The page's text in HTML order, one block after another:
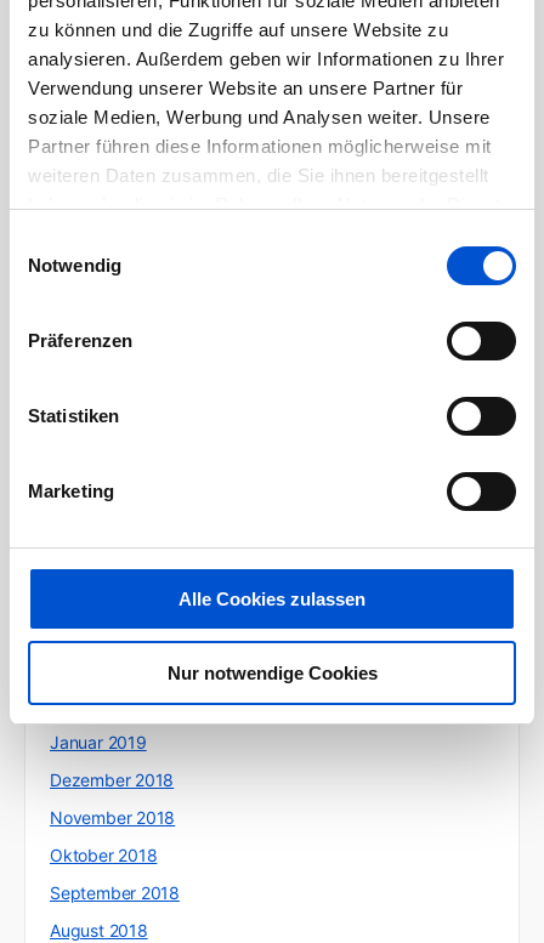
zu können und die Zugriffe auf unsere Website zu
analysieren. Außerdem geben wir Informationen zu Ihrer
Verwendung unserer Website an unsere Partner für
soziale Medien, Werbung und Analysen weiter. Unsere
Partner führen diese Informationen möglicherweise mit
weiteren Daten zusammen, die Sie ihnen bereitgestellt
haben oder die sie im Rahmen Ihrer Nutzung der Dienste
Notwendig
Präferenzen
Statistiken
Marketing
Alle Cookies zulassen
Nur notwendige Cookies
August 2020
Juli 2020
Juni 2020
Mai 2020
April 2020
März 2020
Juni 2019
April 2019
Februar 2019
Januar 2019
Dezember 2018
November 2018
Oktober 2018
September 2018
August 2018